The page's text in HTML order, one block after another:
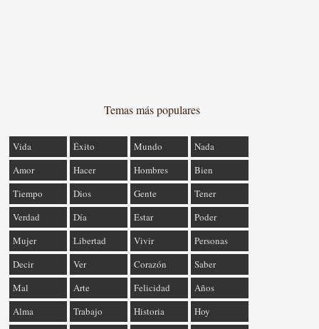
Temas más populares
Vida Éxito Mundo
Nada
Amor
Hacer Hombres
Bien
Tiempo
Dios Gente
Tener
Verdad
Día Estar
Poder
Mujer
Libertad Vivir
Personas
Decir
Ver Corazón
Saber
Mal
Arte Felicidad
Años
Alma
Trabajo Historia
Hoy